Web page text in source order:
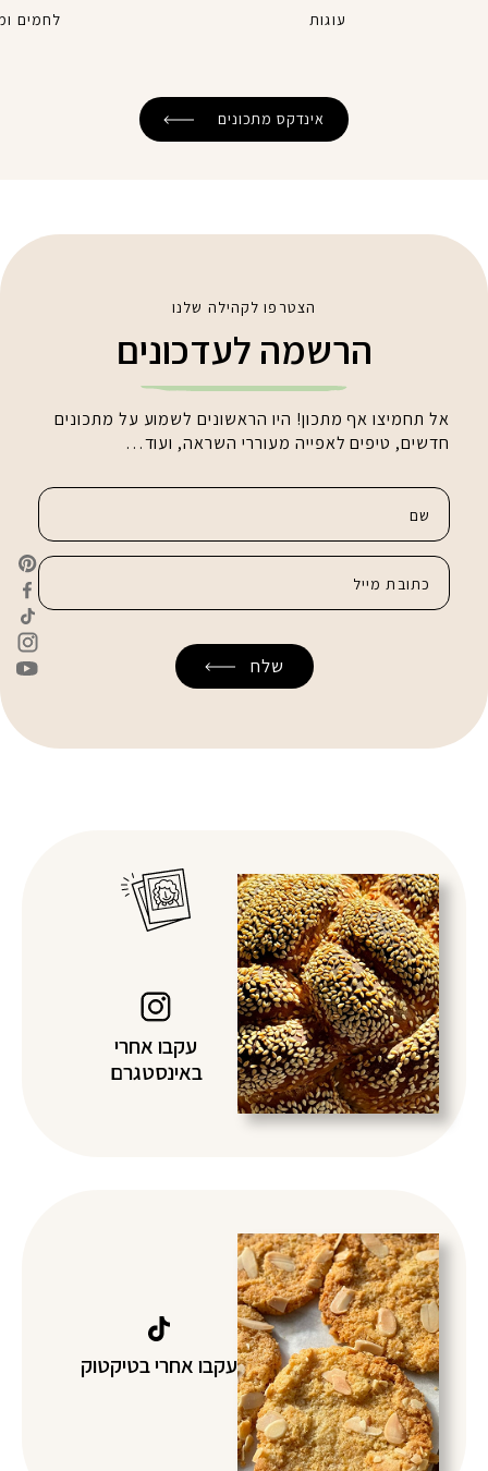
עוגות לחמים
אינדקס מתכונים
הצטרפו לקהילה שלנו
הרשמה לעדכונים
אל תחמיצו אף מתכון! היו הראשונים לשמוע על מתכונים
חדשים, טיפים לאפייה מעוררי השראה, ועוד…
עקבו אחרי
באינסטגרם
עקבו אחרי בטיקטוק